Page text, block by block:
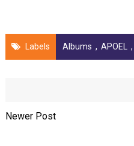
Labels Albums , APOEL ,
Newer Post